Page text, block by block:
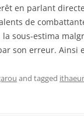
en parlant
de
sous-estima
son erreur. Ainsi
and tagged ithaeur